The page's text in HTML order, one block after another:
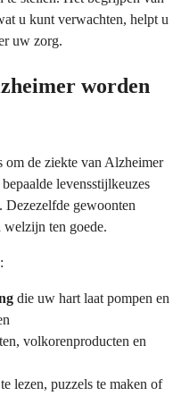
u kunt verwachten, helpt u
uw zorg.
worden
om de ziekte van Alzheimer
levensstijlkeuzes
gewoonten
ten goede.
die uw hart laat pompen en
volkorenproducten en
lezen, puzzels te maken of